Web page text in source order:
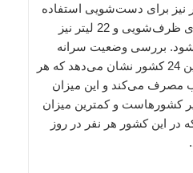
برای حمام و 50 لیتر نیز برای دست‌شویی استفاده
می‌کند، همچنین 77 لیتر برای ظرف‌شویی و 22 لیتر نیز
بررسی وضعیت سرانه
مصرف آب هر نفر در روز بین 24 کشور نشان می‌دهد که هر
در روز 360 لیتر آب مصرف می‌کند و این میزان
کشورهاست و کمترین میزان
این کشور هر نفر در روز